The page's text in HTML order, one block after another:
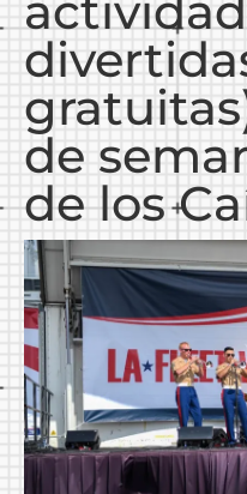
de
de los